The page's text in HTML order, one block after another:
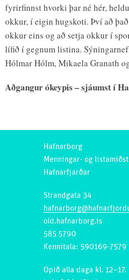
fyrirfinnst hvorki þar né hér,
okkur, í eigin hugskoti. Því að
okkur eins og að setja okkur í
lífið í gegnum listina.
Hólmar Hólm, Mikaela Granath
Aðgangur ókeypis – sjáumst í
Hafnarborg
Menningar- og
Hafnarfjarðar
Strandgata 34
old.hafnarborg.is
585 5790
Kennitala: 590169-7579
Opið alla daga kl. 12–17.